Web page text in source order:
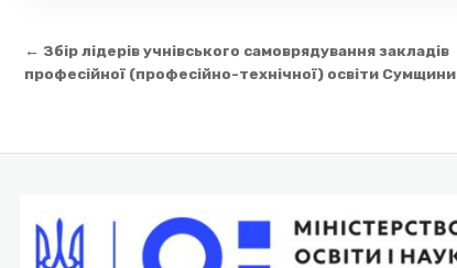
Навігація
записів
← Збір лідерів учнівського самоврядування закладів
професійної (професійно-технічної) освіти Сумщини